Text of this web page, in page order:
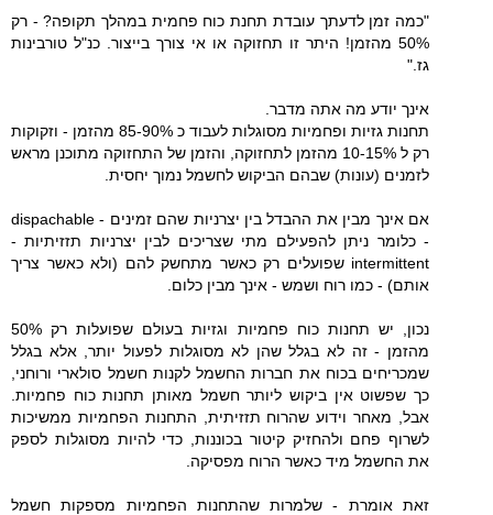
"כמה זמן לדעתך עובדת תחנת כוח פחמית במהלך תקופה? - רק
50% מהזמן! היתר זו תחזוקה או אי צורך בייצור. כנ"ל טורבינות
גז."
אינך יודע מה אתה מדבר.
תחנות גזיות ופחמיות מסוגלות לעבוד כ 85-90% מהזמן - וזקוקות
רק ל 10-15% מהזמן לתחזוקה, והזמן של התחזוקה מתוכנן מראש
לזמנים (עונות) שבהם הביקוש לחשמל נמוך יחסית.
אם אינך מבין את ההבדל בין יצרניות שהם זמינים - dispachable
- כלומר ניתן להפעילם מתי שצריכים לבין יצרניות תזזיתיות -
intermittent שפועלים רק כאשר מתחשק להם (ולא כאשר צריך
אותם) - כמו רוח ושמש - אינך מבין כלום.
נכון, יש תחנות כוח פחמיות וגזיות בעולם שפועלות רק 50%
מהזמן - זה לא בגלל שהן לא מסוגלות לפעול יותר, אלא בגלל
שמכריחים בכוח את חברות החשמל לקנות חשמל סולארי ורוחני,
כך שפשוט אין ביקוש ליותר חשמל מאותן תחנות כוח פחמיות.
אבל, מאחר וידוע שהרוח תזזיתית, התחנות הפחמיות ממשיכות
לשרוף פחם ולהחזיק קיטור בכוננות, כדי להיות מסוגלות לספק
את החשמל מיד כאשר הרוח מפסיקה.
זאת אומרת - שלמרות שהתחנות הפחמיות מספקות חשמל